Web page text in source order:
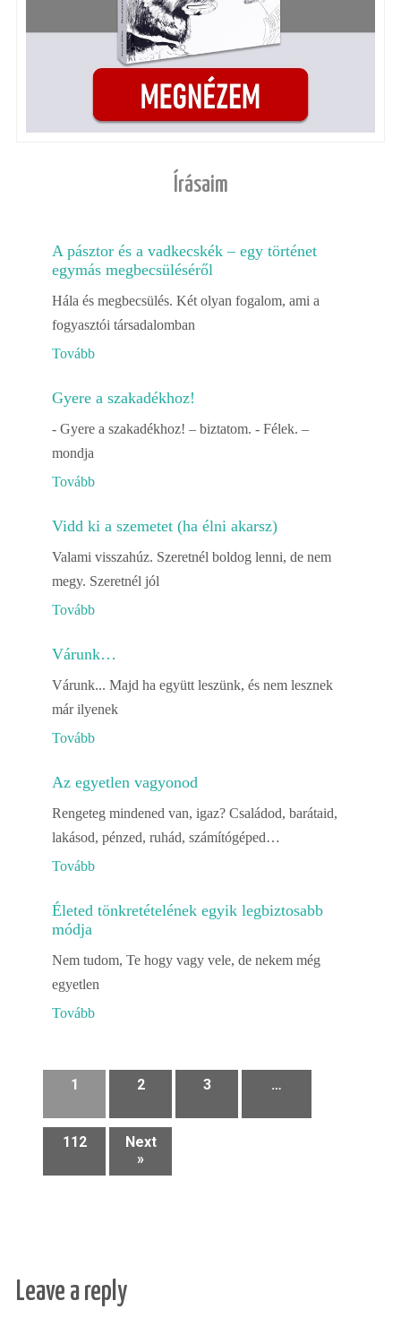
Írásaim
A pásztor és a vadkecskék – egy történet
egymás megbecsüléséről
Hála és megbecsülés. Két olyan fogalom, ami a
fogyasztói társadalomban
Tovább
Gyere a szakadékhoz!
- Gyere a szakadékhoz! – biztatom. - Félek. –
mondja
Tovább
Vidd ki a szemetet (ha élni akarsz)
Valami visszahúz. Szeretnél boldog lenni, de nem
megy. Szeretnél jól
Tovább
Várunk…
Várunk... Majd ha együtt leszünk, és nem lesznek
már ilyenek
Tovább
Az egyetlen vagyonod
Rengeteg mindened van, igaz? Családod, barátaid,
lakásod, pénzed, ruhád, számítógéped…
Tovább
Életed tönkretételének egyik legbiztosabb
módja
Nem tudom, Te hogy vagy vele, de nekem még
egyetlen
Tovább
1 2 3 …
112
Next
»
Leave a reply